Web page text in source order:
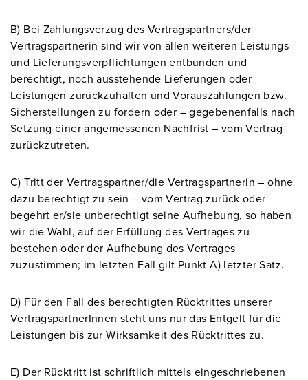
B) Bei Zahlungsverzug des Vertragspartners/der
Vertragspartnerin sind wir von allen weiteren Leistungs-
und Lieferungsverpflichtungen entbunden und
berechtigt, noch ausstehende Lieferungen oder
Leistungen zurückzuhalten und Vorauszahlungen bzw.
Sicherstellungen zu fordern oder – gegebenenfalls nach
Setzung einer angemessenen Nachfrist – vom Vertrag
zurückzutreten.
C) Tritt der Vertragspartner/die Vertragspartnerin – ohne
dazu berechtigt zu sein – vom Vertrag zurück oder
begehrt er/sie unberechtigt seine Aufhebung, so haben
wir die Wahl, auf der Erfüllung des Vertrages zu
bestehen oder der Aufhebung des Vertrages
zuzustimmen; im letzten Fall gilt Punkt A) letzter Satz.
D) Für den Fall des berechtigten Rücktrittes unserer
VertragspartnerInnen steht uns nur das Entgelt für die
Leistungen bis zur Wirksamkeit des Rücktrittes zu.
E) Der Rücktritt ist schriftlich mittels eingeschriebenen